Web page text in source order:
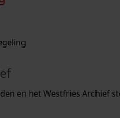
een aantal zoektips.
een aantal zoektips.
en het Westfries Archief
uw zoekopdracht te